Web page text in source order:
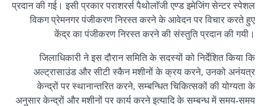
प्रदान की गई। इसी प्रकार पराशरर्स पैथोलाॅजी एण्ड इमेजिंग सेन्टर स्पेशल
विकग प्रेमनगर पंजीकरण निरस्त करने के आवेदन पर विचार करते हुए
केंद्र का पंजीकरण निरस्त करने की संस्तुति प्रदान की गयी।
जिलाधिकारी ने इस दौरान समिति के सदस्यों को निर्देशित किया कि
अल्ट्रासाउंड और सीटी स्कैन मशीनों के क्रय करने, उनको अनंयत्र
केन्द्रों पर स्थानान्तरित करने, सम्बन्धित चिकित्सकों की योग्यता के
अनुसार केन्द्रों और मशीनों पर कार्य करने इत्यादि के सम्बन्ध में समय-समय